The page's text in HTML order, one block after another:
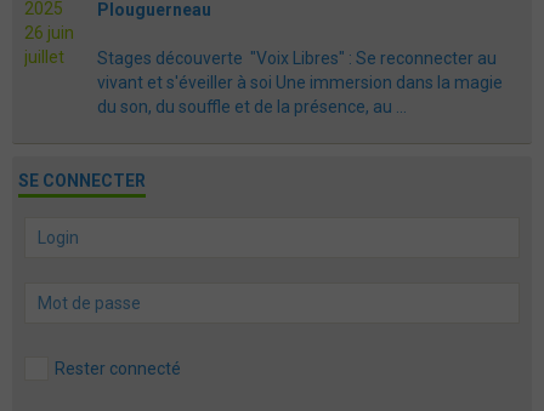
Plouguerneau
Stages découverte "Voix Libres" : Se reconnecter au
vivant et s'éveiller à soi Une immersion dans la magie
du son, du souffle et de la présence, au ...
SE CONNECTER
Rester connecté